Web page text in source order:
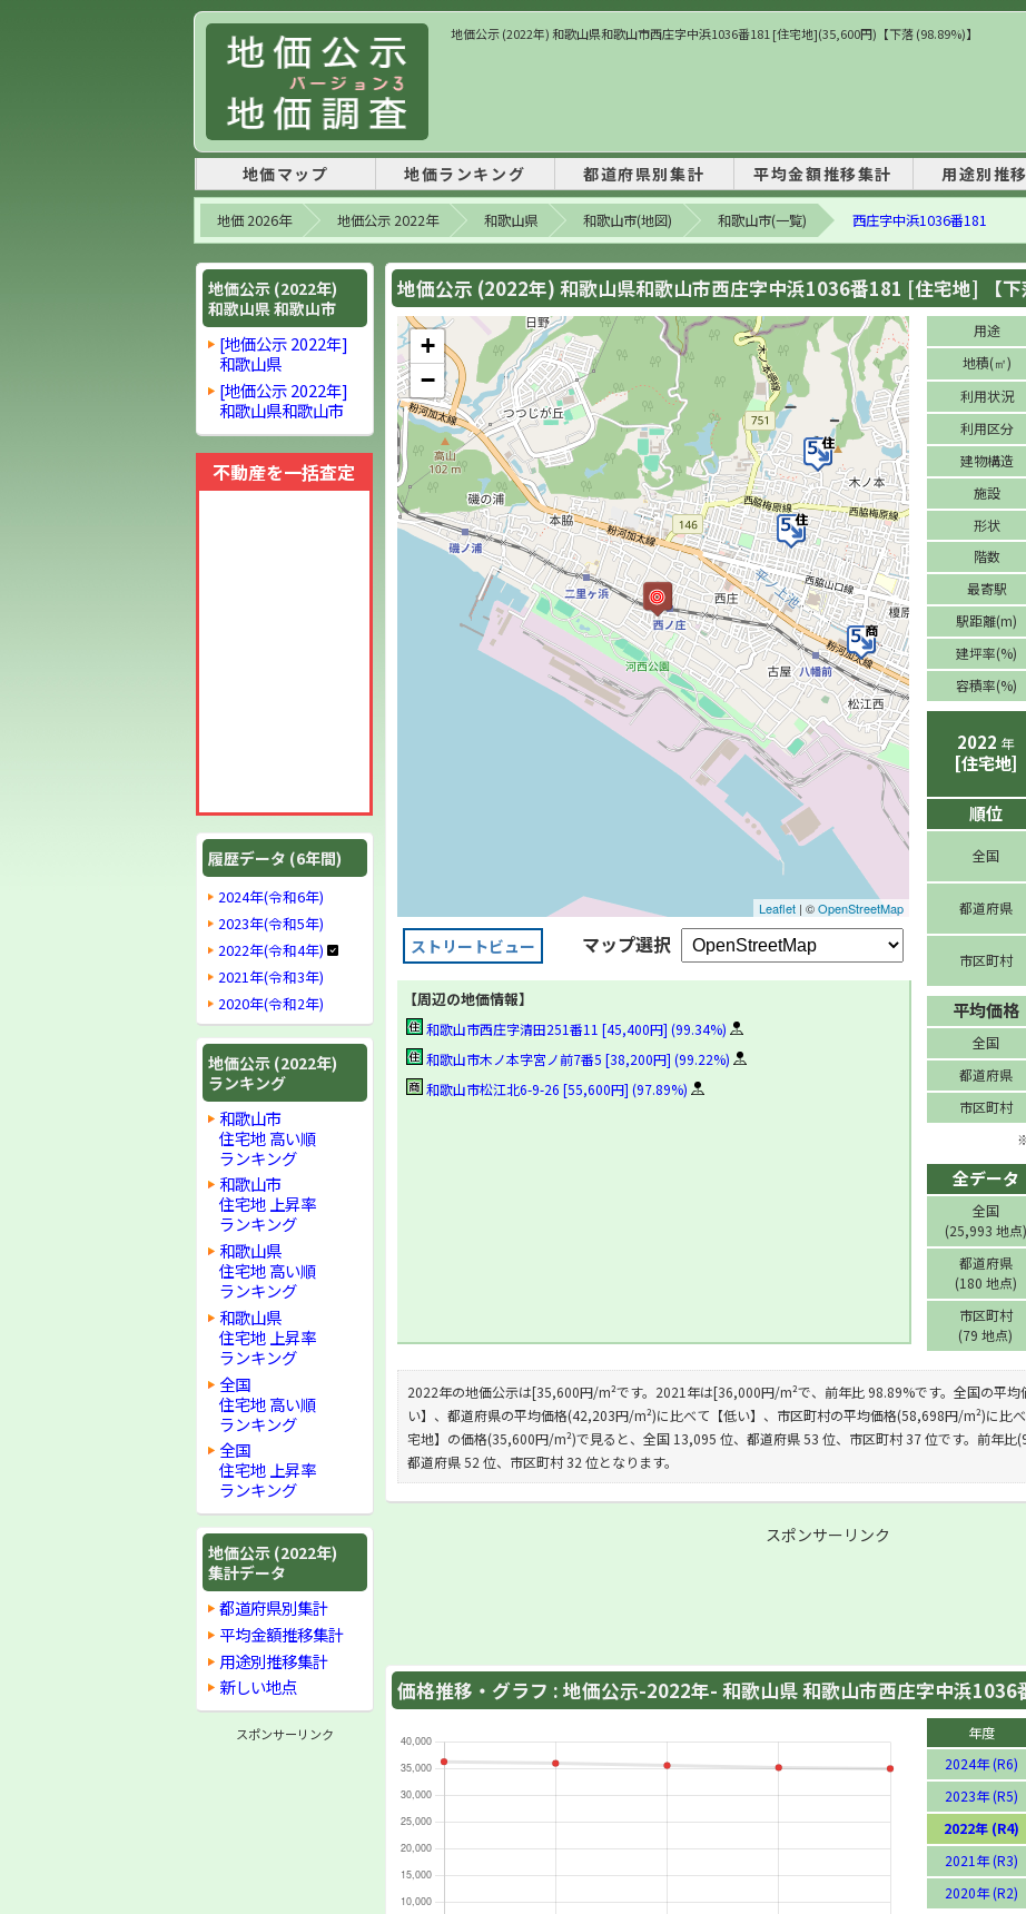
地価公示 (2022年) 和歌山県和歌山市西庄字中浜1036番181 [住宅地](35,600円)【下落 (98.89%)】
地価マップ 地価ランキング 都道府県別集計 平均金額推移集計 用途別推
地価 2026年 地価公示 2022年 和歌山県 和歌山市(地図) 和歌山市(一覧) 西庄字中浜1036番181
地価公示 (2022年) 和歌山県和歌山市西庄字中浜1036番181 [住宅地] 【下
+
−
Leaflet| ©OpenStreetMap
ストリートビュー マップ選択
【周辺の地価情報】
和歌山市西庄字清田251番11 [45,400円] (99.34%)
和歌山市木ノ本字宮ノ前7番5 [38,200円] (99.22%)
和歌山市松江北6-9-26 [55,600円] (97.89%)
用途
地積(㎡)
利用状況
利用区分
建物構造
施設
形状
階数
最寄駅
駅距離(m)
建坪率(%)
容積率(%)
2022 年
[住宅地]
順位
全国
都道府県
市区町村
平均価格
全国
都道府県
市区町村
全データ
全国
(25,993 地点)
都道府県
(180 地点)
市区町村
(79 地点)
2022年の地価公示は[35,600円/m²です。2021年は[36,000円/m²で、前年比 98.89%です。全国の平
い】、都道府県の平均価格(42,203円/m²)に比べて【低い】、市区町村の平均価格(58,698円/m²)に比
宅地】の価格(35,600円/m²)で見ると、全国 13,095 位、都道府県 53 位、市区町村 37 位です。前年比
都道府県 52 位、市区町村 32 位となります。
スポンサーリンク
価格推移・グラフ : 地価公示-2022年- 和歌山県 和歌山市西庄字中浜1036
年度
2024年 (R6)
2023年 (R5)
2022年 (R4)
2021年 (R3)
2020年 (R2)
地価公示 (2022年)
和歌山県 和歌山市
[地価公示 2022年]
和歌山県
[地価公示 2022年]
和歌山県和歌山市
不動産を一括査定
履歴データ (6年間)
2024年(令和6年)
2023年(令和5年)
2022年(令和4年)
2021年(令和3年)
2020年(令和2年)
地価公示 (2022年)
ランキング
和歌山市
住宅地 高い順
ランキング
和歌山市
住宅地 上昇率
ランキング
和歌山県
住宅地 高い順
ランキング
和歌山県
住宅地 上昇率
ランキング
全国
住宅地 高い順
ランキング
全国
住宅地 上昇率
ランキング
地価公示 (2022年)
集計データ
都道府県別集計
平均金額推移集計
用途別推移集計
新しい地点
スポンサーリンク